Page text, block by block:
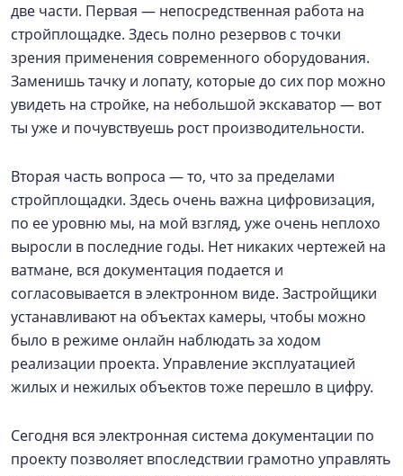
две части. Первая — непосредственная работа на
стройплощадке. Здесь полно резервов с точки
зрения применения современного оборудования.
Заменишь тачку и лопату, которые до сих пор можно
увидеть на стройке, на небольшой экскаватор — вот
ты уже и почувствуешь рост производительности.
Вторая часть вопроса — то, что за пределами
стройплощадки. Здесь очень важна цифровизация,
по ее уровню мы, на мой взгляд, уже очень неплохо
выросли в последние годы. Нет никаких чертежей на
ватмане, вся документация подается и
согласовывается в электронном виде. Застройщики
устанавливают на объектах камеры, чтобы можно
было в режиме онлайн наблюдать за ходом
реализации проекта. Управление эксплуатацией
жилых и нежилых объектов тоже перешло в цифру.
Сегодня вся электронная система документации по
проекту позволяет впоследствии грамотно управлять